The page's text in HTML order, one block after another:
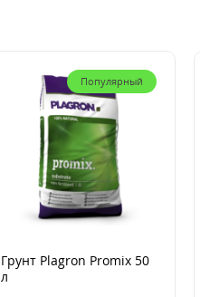
Популярный
Грунт Plagron Promix 50
л